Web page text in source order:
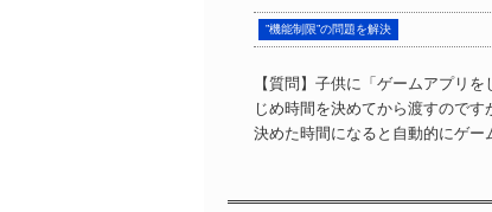
”機能制限”の問題を解決
【質問】子供に「ゲームアプリ
じめ時間を決めてから渡すので
決めた時間になると自動的にゲー